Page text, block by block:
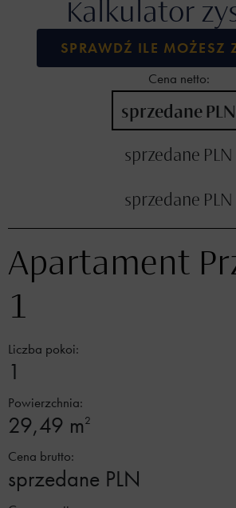
Kalkulator
SPRAWDŹ ILE MOŻESZ
Cena netto:
sprzedane PLN
sprzedane PLN
sprzedane PLN
Apartament
1
Liczba pokoi:
1
Powierzchnia:
29,49 m2
Cena brutto:
sprzedane PLN